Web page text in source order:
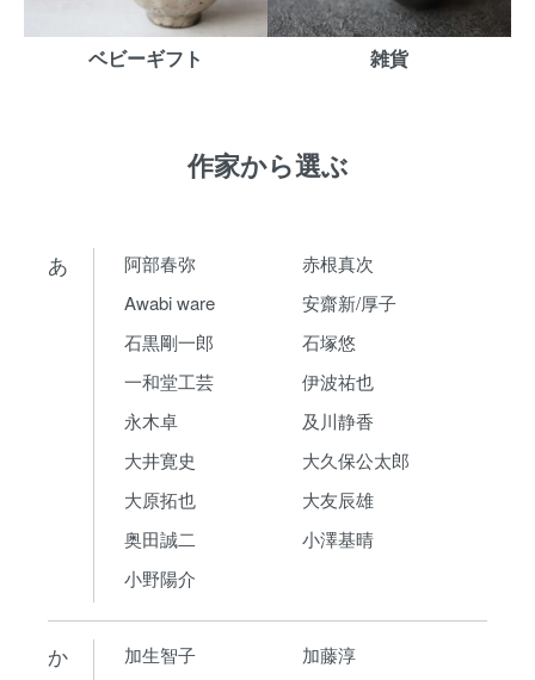
ベビーギフト 雑貨
作家から選ぶ
あ 阿部春弥
赤根真次
Awabi ware
安齋新/厚子
石黒剛一郎
石塚悠
一和堂工芸
伊波祐也
永木卓
及川静香
大井寛史
大久保公太郎
大原拓也
大友辰雄
奥田誠二
小澤基晴
小野陽介
か 加生智子
加藤淳